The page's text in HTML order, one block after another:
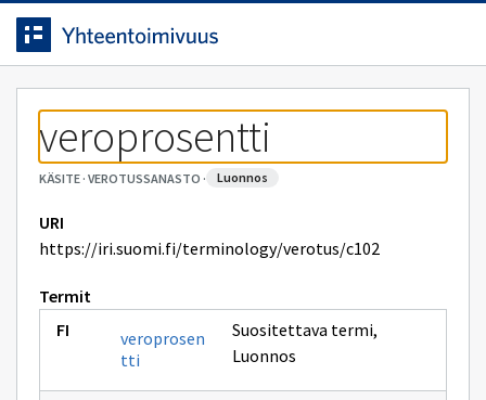
Siirrytty
sivulle
Siirry suoraan sisältöön.
veroprosentti
KÄSITE· VEROTUSSANASTO · luonnos
URI
https://iri.suomi.fi/terminology/verotus/c102
Termit
veroprosen
tti
Suositettava termi,
Luonnos